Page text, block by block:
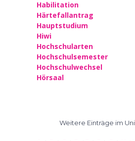
Habilitation
Härtefallantrag
Hauptstudium
Hiwi
Hochschularten
Hochschulsemester
Hochschulwechsel
Hörsaal
Weitere Einträge im